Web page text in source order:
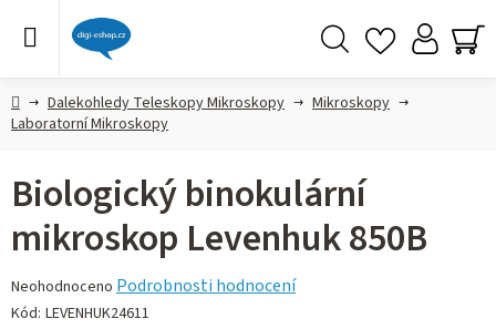
DomůDalekohledy Teleskopy Mikroskopy
Mikroskopy
Laboratorní Mikroskopy
Biologický binokulární
mikroskop Levenhuk 850B
Průměrné
hodnocení
Neohodnoceno Podrobnosti hodnocení
Kód: LEVENHUK24611